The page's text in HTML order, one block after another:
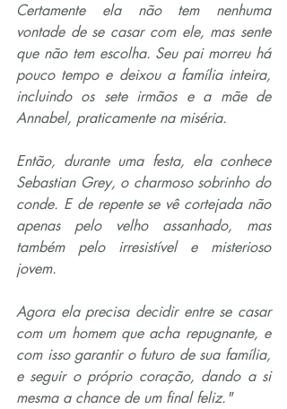
Certamente ela não tem nenhuma
vontade de se casar com ele, mas sente
que não tem escolha. Seu pai morreu há
pouco tempo e deixou a família inteira,
incluindo os sete irmãos e a mãe de
Annabel, praticamente na miséria.
Então, durante uma festa, ela conhece
Sebastian Grey, o charmoso sobrinho do
conde. E de repente se vê cortejada não
apenas pelo velho assanhado, mas
também pelo irresistível e misterioso
jovem.
Agora ela precisa decidir entre se casar
com um homem que acha repugnante, e
com isso garantir o futuro de sua família,
e seguir o próprio coração, dando a si
mesma a chance de um final feliz."